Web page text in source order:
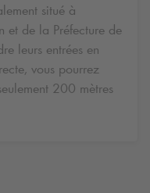
situé à
et de la Préfecture de
leurs entrées en
vous pourrez
200 mètres